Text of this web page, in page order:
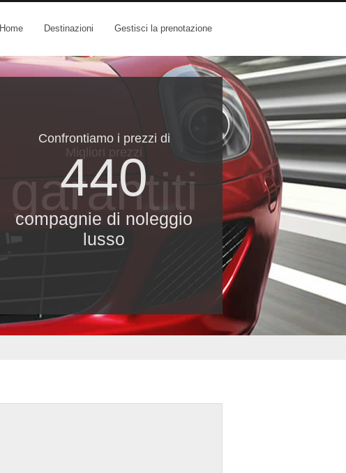
Home Destinazioni Gestisci la prenotazione
Confrontiamo i prezzi di
440
compagnie di noleggio
lusso
Migliori prezzi
garantiti